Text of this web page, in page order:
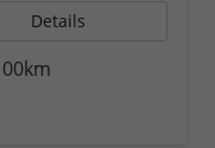
Details